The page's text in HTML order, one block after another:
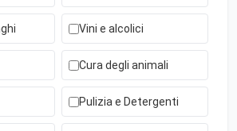
Vini e alcolici
Cura degli animali
Pulizia e Detergenti